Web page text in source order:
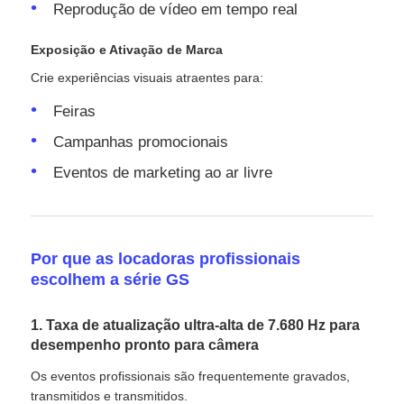
Reprodução de vídeo em tempo real
Exposição e Ativação de Marca
Crie experiências visuais atraentes para:
Feiras
Campanhas promocionais
Eventos de marketing ao ar livre
Por que as locadoras profissionais
escolhem a série GS
1. Taxa de atualização ultra-alta de 7.680 Hz para
desempenho pronto para câmera
Os eventos profissionais são frequentemente gravados,
transmitidos e transmitidos.